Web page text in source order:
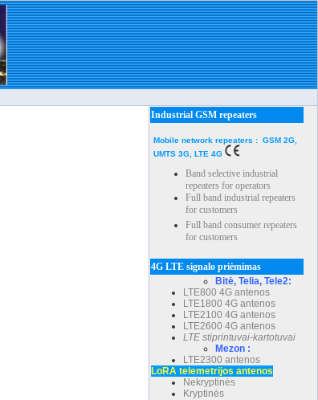
Industrial GSM repeaters
Mobile network repeaters : GSM 2G,
UMTS 3G, LTE 4G
Band selective industrial
repeaters for operators
Full band industrial repeaters
for customers
Full band consumer repeaters
for customers
4G LTE signalo priėmimas
Bitė, Telia, Tele2:
LTE800 4G antenos
LTE1800 4G antenos
LTE2100 4G antenos
LTE2600 4G antenos
LTE stiprintuvai-kartotuvai
Mezon :
LTE2300 antenos
LoRA telemetrijos antenos
Nekryptinės
Kryptinės